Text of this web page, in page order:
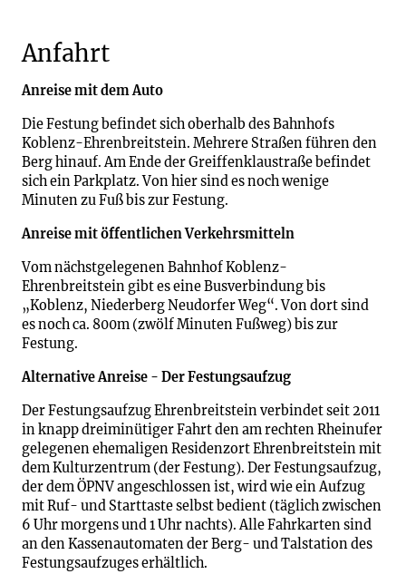
Anfahrt
Anreise mit dem Auto
Die Festung befindet sich oberhalb des Bahnhofs
Koblenz-Ehrenbreitstein. Mehrere Straßen führen den
Berg hinauf. Am Ende der Greiffenklaustraße befindet
sich ein Parkplatz. Von hier sind es noch wenige
Minuten zu Fuß bis zur Festung.
Anreise mit öffentlichen Verkehrsmitteln
Vom nächstgelegenen Bahnhof Koblenz-
Ehrenbreitstein gibt es eine Busverbindung bis
„Koblenz, Niederberg Neudorfer Weg“. Von dort sind
es noch ca. 800m (zwölf Minuten Fußweg) bis zur
Festung.
Alternative Anreise - Der Festungsaufzug
Der Festungsaufzug Ehrenbreitstein verbindet seit 2011
in knapp dreiminütiger Fahrt den am rechten Rheinufer
gelegenen ehemaligen Residenzort Ehrenbreitstein mit
dem Kulturzentrum (der Festung). Der Festungsaufzug,
der dem ÖPNV angeschlossen ist, wird wie ein Aufzug
mit Ruf- und Starttaste selbst bedient (täglich zwischen
6 Uhr morgens und 1 Uhr nachts). Alle Fahrkarten sind
an den Kassenautomaten der Berg- und Talstation des
Festungsaufzuges erhältlich.